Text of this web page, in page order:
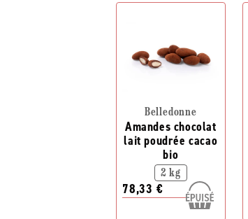
Belledonne
Amandes chocolat
lait poudrée cacao
bio
2 kg
78,33 €